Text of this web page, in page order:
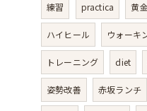
練習 practica 黄
ハイヒール ウォーキ
トレーニング diet
姿勢改善 赤坂ランチ